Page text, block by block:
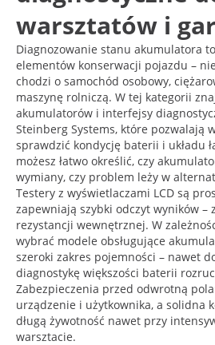
warsztatów i
Diagnozowanie stanu akumulatora
elementów konserwacji pojazdu –
chodzi o samochód osobowy,
maszynę rolniczą. W tej kategorii
akumulatorów i interfejsy
Steinberg Systems, które pozwalają
sprawdzić kondycję baterii i układu
możesz łatwo określić, czy
wymiany, czy problem leży w
Testery z wyświetlaczami LCD są
zapewniają szybki odczyt wyników –
rezystancji wewnętrznej. W
wybrać modele obsługujące
szeroki zakres pojemności – nawet
diagnostykę większości baterii
Zabezpieczenia przed odwrotną
urządzenie i użytkownika, a solidna
długą żywotność nawet przy
warsztacie.